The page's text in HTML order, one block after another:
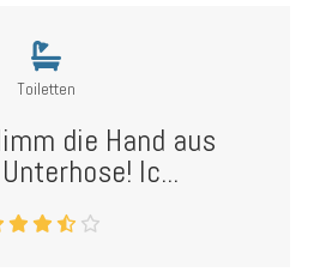
Toiletten
die Hand aus
Ic...